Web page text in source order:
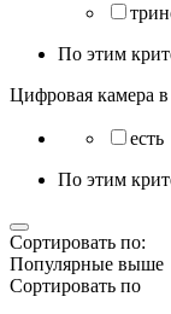
По этим
Цифровая камера
есть
По этим
Сортировать по:
Популярные выше
Сортировать по